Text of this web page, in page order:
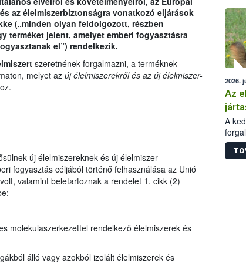
az élelmiszerbiztonságra vonatkozó eljárások
(„minden olyan feldolgozott, részben
jelent, amelyet emberi fogyasztásra
el”) rendelkezik.
szeretnének forgalmazni, a terméknek
melyet az új élelmiszerekről és az új élelmiszer-
új élelmiszereknek és új élelmiszer-
fogyasztás céljából történő felhasználása az Unió
valamint beletartoznak a rendelet 1. cikk (2)
molekulaszerkezettel rendelkező élelmiszerek és
álló vagy azokból izolált élelmiszerek és
2026.
Az
A